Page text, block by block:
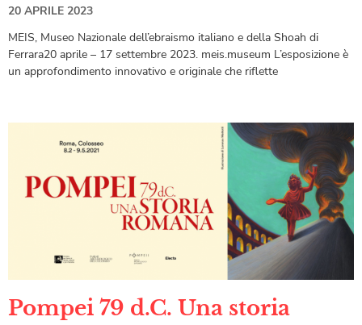
20 APRILE 2023
MEIS, Museo Nazionale dell’ebraismo italiano e della Shoah di
Ferrara20 aprile – 17 settembre 2023. meis.museum L’esposizione è
un approfondimento innovativo e originale che riflette
Pompei 79 d.C. Una storia